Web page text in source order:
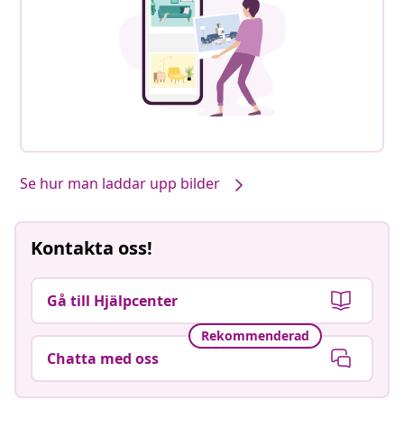
Se hur man laddar upp bilder
Kontakta oss!
Gå till Hjälpcenter
Rekommenderad
Chatta med oss